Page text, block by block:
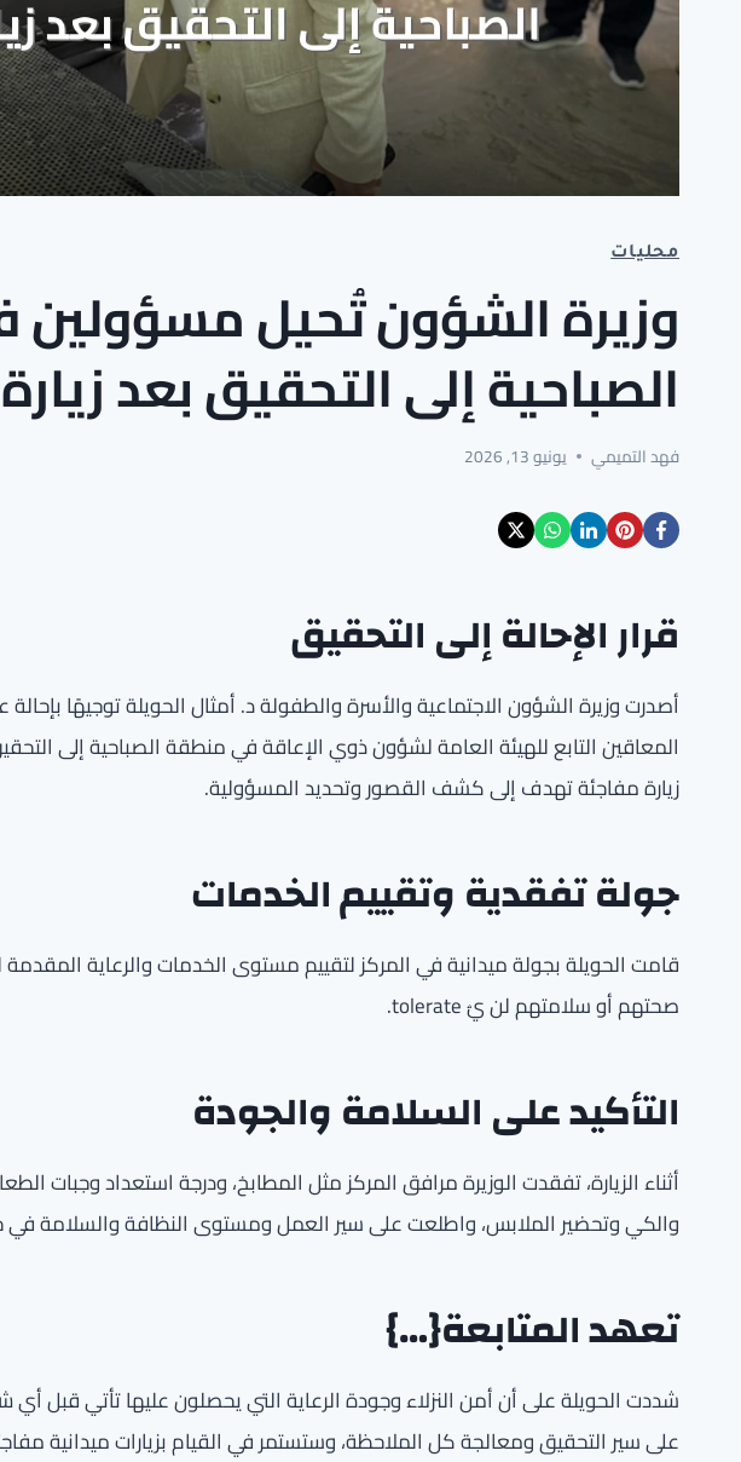
محليات
وزيرة الشؤون تُحيل مسؤولين
الصباحية إلى التحقيق بعد
فهد التميمي يونيو 13, 2026
قرار الإحالة إلى التحقيق
أصدرت وزيرة الشؤون الاجتماعية والأسرة والطفولة د. أمثال الحويلة توجيهًا
المعاقين التابع للهيئة العامة لشؤون ذوي الإعاقة في منطقة الصباحية إلى
زيارة مفاجئة تهدف إلى كشف القصور وتحديد المسؤولية.
جولة تفقدية وتقييم الخدمات
قامت الحويلة بجولة ميدانية في المركز لتقييم مستوى الخدمات والرعاية
صحتهم أو سلامتهم لن يُ tolerate.
التأكيد على السلامة والجودة
أثناء الزيارة، تفقدت الوزيرة مرافق المركز مثل المطابخ، ودرجة استعداد وجبات
والكي وتحضير الملابس، واطلعت على سير العمل ومستوى النظافة والسلامة في
تعهد المتابعة{…}
شددت الحويلة على أن أمن النزلاء وجودة الرعاية التي يحصلون عليها تأتي
على سير التحقيق ومعالجة كل الملاحظة، وستستمر في القيام بزيارات ميدانية